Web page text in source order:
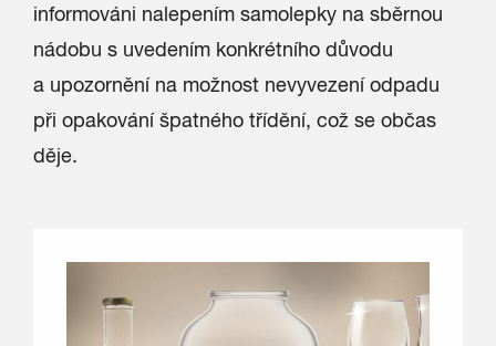
informováni nalepením samolepky na sběrnou
nádobu s uvedením konkrétního důvodu
a upozornění na možnost nevyvezení odpadu
při opakování špatného třídění, což se občas
děje.